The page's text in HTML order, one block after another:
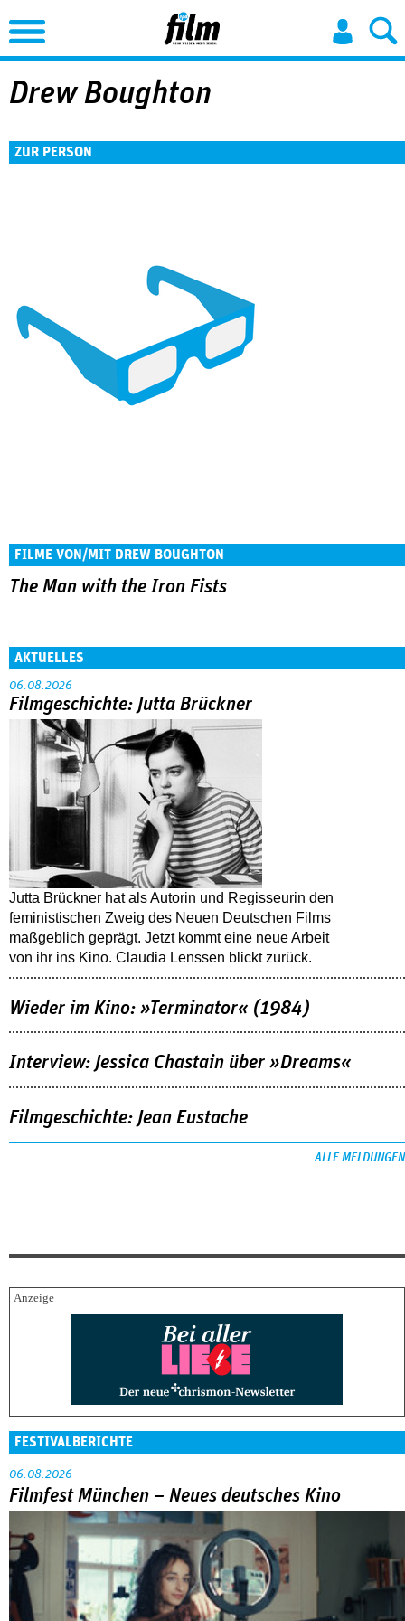
Jump to Navigation
Drew Boughton
ZUR PERSON
FILME VON/MIT DREW BOUGHTON
The Man with the Iron Fists
AKTUELLES
06.08.2026
Filmgeschichte: Jutta Brückner
Jutta Brückner hat als Autorin und Regisseurin den
feministischen Zweig des Neuen Deutschen Films
maßgeblich geprägt. Jetzt kommt eine neue Arbeit
von ihr ins Kino. Claudia Lenssen blickt zurück.
Wieder im Kino: »Terminator« (1984)
Interview: Jessica Chastain über »Dreams«
Filmgeschichte: Jean Eustache
ALLE MELDUNGEN
FESTIVALBERICHTE
06.08.2026
Filmfest München – Neues deutsches Kino